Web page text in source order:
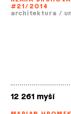
#21/2014
architektura /
12 261 myší